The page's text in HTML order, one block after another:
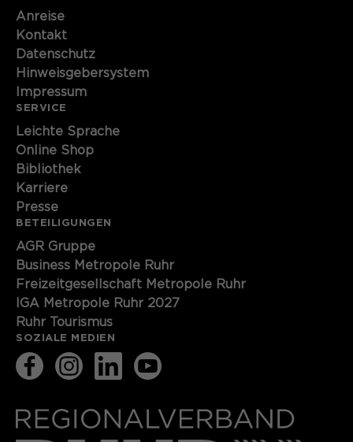
Anreise
Kontakt
Datenschutz
Hinweisgebersystem
Impressum
SERVICE
Leichte Sprache
Online Shop
Bibliothek
Karriere
Presse
BETEILIGUNGEN
AGR Gruppe
Business Metropole Ruhr
Freizeitgesellschaft Metropole Ruhr
IGA Metropole Ruhr 2027
Ruhr Tourismus
SOZIALE MEDIEN